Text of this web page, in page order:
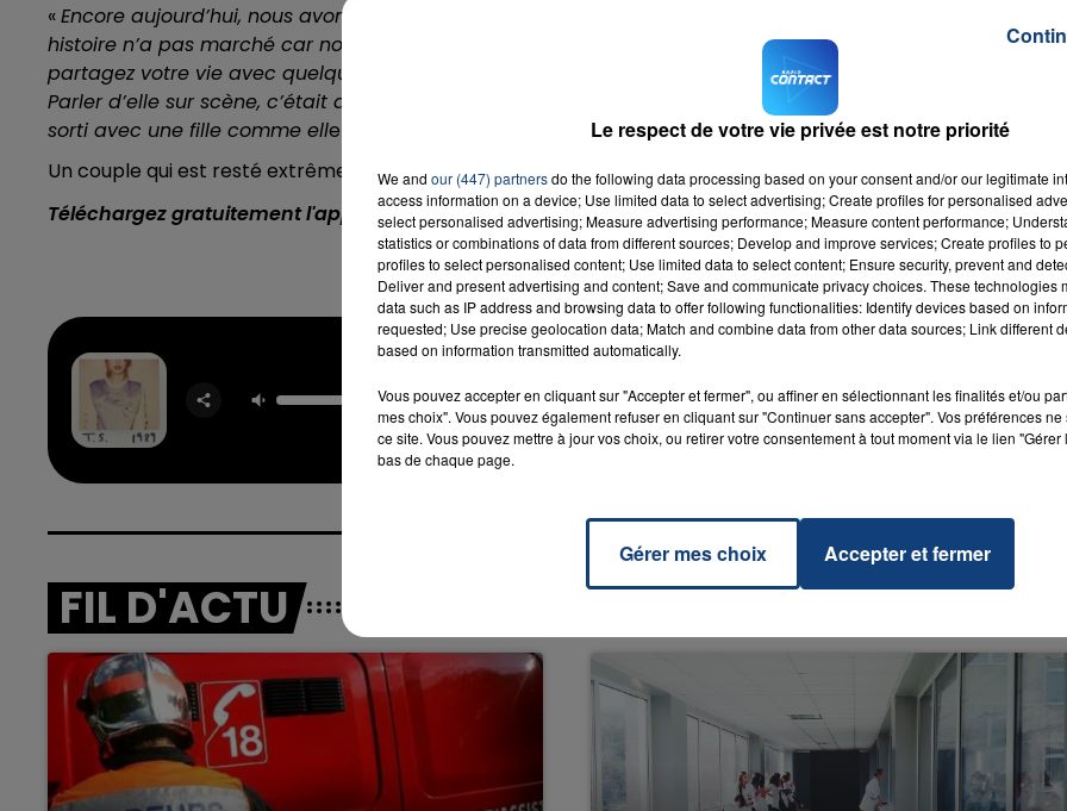
«Encore aujourd’hui, nous avons une très belle relation, j’ai toujours beaucoup d’amour pour elle. Notre
histoire n’a pas marché car nous étions tous les deux très jeunes et très occupés, mais quand vous
partagez votre vie avec quelqu’un pendant près d’un an, l’affection ne disparaît pas du jour au lendemain.
Parler d’elle sur scène, c’était aussi ma façon de lui faire comprendre que je suis terriblement fier d’être
sorti avec une fille comme elle ».
Un couple qui est resté extrêmement discret et qui n’a jamais vraiment officialisé sur les réseaux.
Téléchargez gratuitement l'application Contact FM sur
et
Blank Space
TAYLOR SWIFT
RADIO CONTACT
FIL D'ACTU
Le respect de votre vie privée est notre priorité
We and our (447) partnersdo the following data processing based on your consent and/or our legitimate
access information on a device; Use limited data to select advertising; Create profiles for personalised
select personalised advertising; Measure advertising performance; Measure content performance;
statistics or combinations of data from different sources; Develop and improve services; Create profiles to
profiles to select personalised content; Use limited data to select content; Ensure security, prevent and
Deliver and present advertising and content; Save and communicate privacy choices. These technologies
data such as IP address and browsing data to offer following functionalities: Identify devices based on
requested; Use precise geolocation data; Match and combine data from other data sources; Link different
based on information transmitted automatically.
Vous pouvez accepter en cliquant sur "Accepter et fermer", ou affiner en sélectionnant les finalités et/ou
mes choix". Vous pouvez également refuser en cliquant sur "Continuer sans accepter". Vos préférences
ce site. Vous pouvez mettre à jour vos choix, ou retirer votre consentement à tout moment via le lien
bas de chaque page.
Gérer mes choix Accepter et fermer